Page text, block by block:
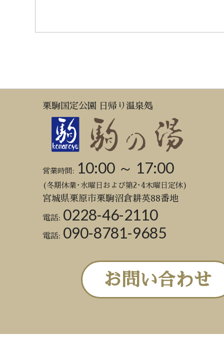
栗駒国定公園 日帰り温泉処
営業時間: 10:00 ～ 17:00
(冬期休業･水曜日および第2･4木曜日定休)
宮城県栗原市栗駒沼倉耕英88番地
電話: 0228-46-2110
電話: 090-8781-9685
お問い合わせ